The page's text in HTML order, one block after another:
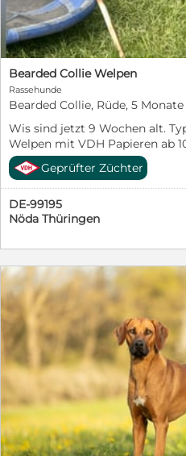
Bearded Collie Welpen
Rassehunde
Bearded Collie, Rüde, 5 Monate
Wis sind jetzt 9 Wochen alt.
Welpen mit VDH Papieren ab
Hände abzugeben. 1 Rüden braun/weiß (Charly) sucht
noch einen lieben
im CfBrH LG Thüringen, VDH
Collie‘s sind Familienhunde
Zwingerhaltung. Über einen
Geprüfter Züchter
DE-99195
Nöda Thüringen